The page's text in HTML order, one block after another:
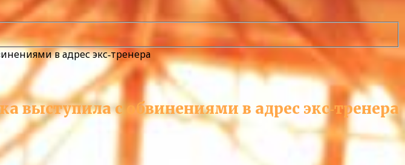
в адрес экс‑тренера
выступила с обвинениями в адрес экс‑тренера